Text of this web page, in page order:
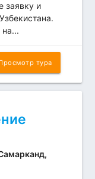
заявку и
тура